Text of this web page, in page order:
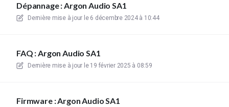
Dépannage : Argon Audio SA1
Dernière mise à jour le 6 décembre 2024 à 10:44
FAQ : Argon Audio SA1
Dernière mise à jour le 19 février 2025 à 08:59
Firmware : Argon Audio SA1